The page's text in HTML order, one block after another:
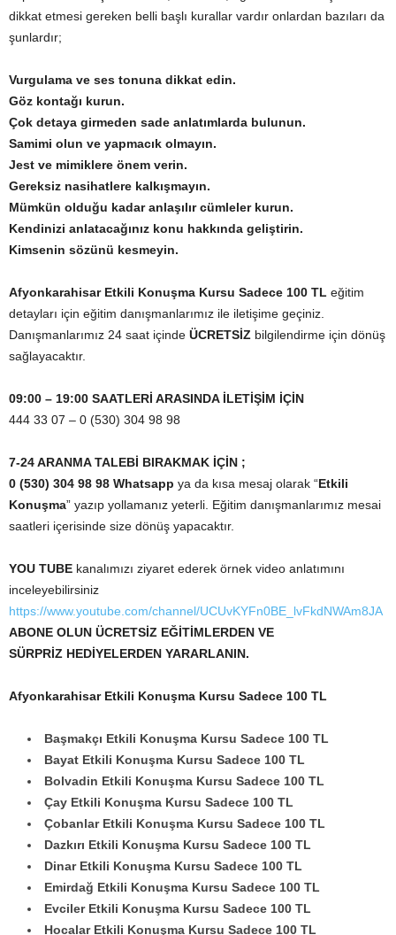
dikkat etmesi gereken belli başlı kurallar vardır onlardan bazıları da
şunlardır;
Vurgulama ve ses tonuna dikkat edin.
Göz kontağı kurun.
Çok detaya girmeden sade anlatımlarda bulunun.
Samimi olun ve yapmacık olmayın.
Jest ve mimiklere önem verin.
Gereksiz nasihatlere kalkışmayın.
Mümkün olduğu kadar anlaşılır cümleler kurun.
Kendinizi anlatacağınız konu hakkında geliştirin.
Kimsenin sözünü kesmeyin.
Afyonkarahisar Etkili Konuşma Kursu Sadece 100 TL eğitim
detayları için eğitim danışmanlarımız ile iletişime geçiniz.
Danışmanlarımız 24 saat içinde ÜCRETSİZ bilgilendirme için dönüş
sağlayacaktır.
09:00 – 19:00 SAATLERİ ARASINDA İLETİŞİM İÇİN
444 33 07 – 0 (530) 304 98 98
7-24 ARANMA TALEBİ BIRAKMAK İÇİN ;
0 (530) 304 98 98 Whatsapp ya da kısa mesaj olarak “Etkili
Konuşma” yazıp yollamanız yeterli. Eğitim danışmanlarımız mesai
saatleri içerisinde size dönüş yapacaktır.
YOU TUBE kanalımızı ziyaret ederek örnek video anlatımını
inceleyebilirsiniz
https://www.youtube.com/channel/UCUvKYFn0BE_lvFkdNWAm8JA
ABONE OLUN ÜCRETSİZ EĞİTİMLERDEN VE
SÜRPRİZ HEDİYELERDEN YARARLANIN.
Afyonkarahisar Etkili Konuşma Kursu Sadece 100 TL
Başmakçı Etkili Konuşma Kursu Sadece 100 TL
Bayat Etkili Konuşma Kursu Sadece 100 TL
Bolvadin Etkili Konuşma Kursu Sadece 100 TL
Çay Etkili Konuşma Kursu Sadece 100 TL
Çobanlar Etkili Konuşma Kursu Sadece 100 TL
Dazkırı Etkili Konuşma Kursu Sadece 100 TL
Dinar Etkili Konuşma Kursu Sadece 100 TL
Emirdağ Etkili Konuşma Kursu Sadece 100 TL
Evciler Etkili Konuşma Kursu Sadece 100 TL
Hocalar Etkili Konuşma Kursu Sadece 100 TL